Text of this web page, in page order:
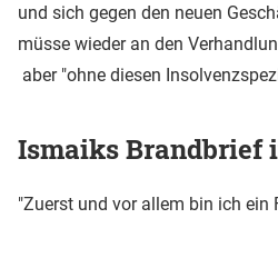
und sich gegen den neuen
müsse wieder an den
aber "ohne diesen
Ismaiks Brandbrief
"Zuerst und vor allem bin ich ein